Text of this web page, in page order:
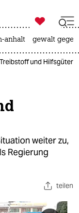

taz zahl ich
anhalt gewalt
und Hilfsgüter
weiter zu,
Regierung
teilen